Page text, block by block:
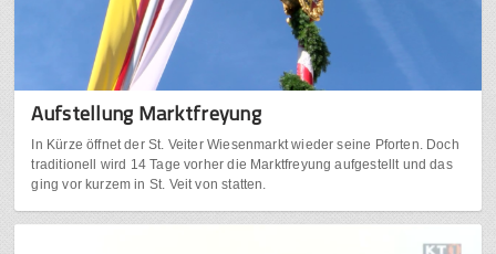
Aufstellung Marktfreyung
In Kürze öffnet der St. Veiter Wiesenmarkt wieder seine Pforten. Doch
traditionell wird 14 Tage vorher die Marktfreyung aufgestellt und das
ging vor kurzem in St. Veit von statten.